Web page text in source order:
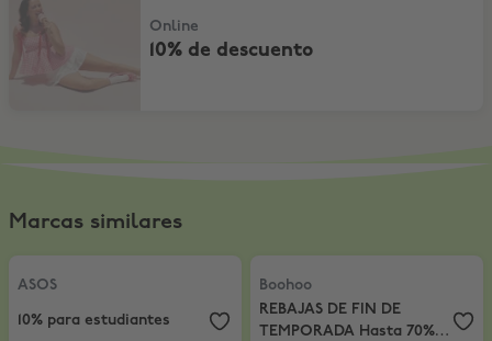
Online
10% de descuento
Marcas similares
ASOS
ASOS
10% para estudiantes
Boohoo
REBAJAS DE FIN DE
Boohoo
REBAJAS DE FIN DE
TEMPORADA Hasta 70%